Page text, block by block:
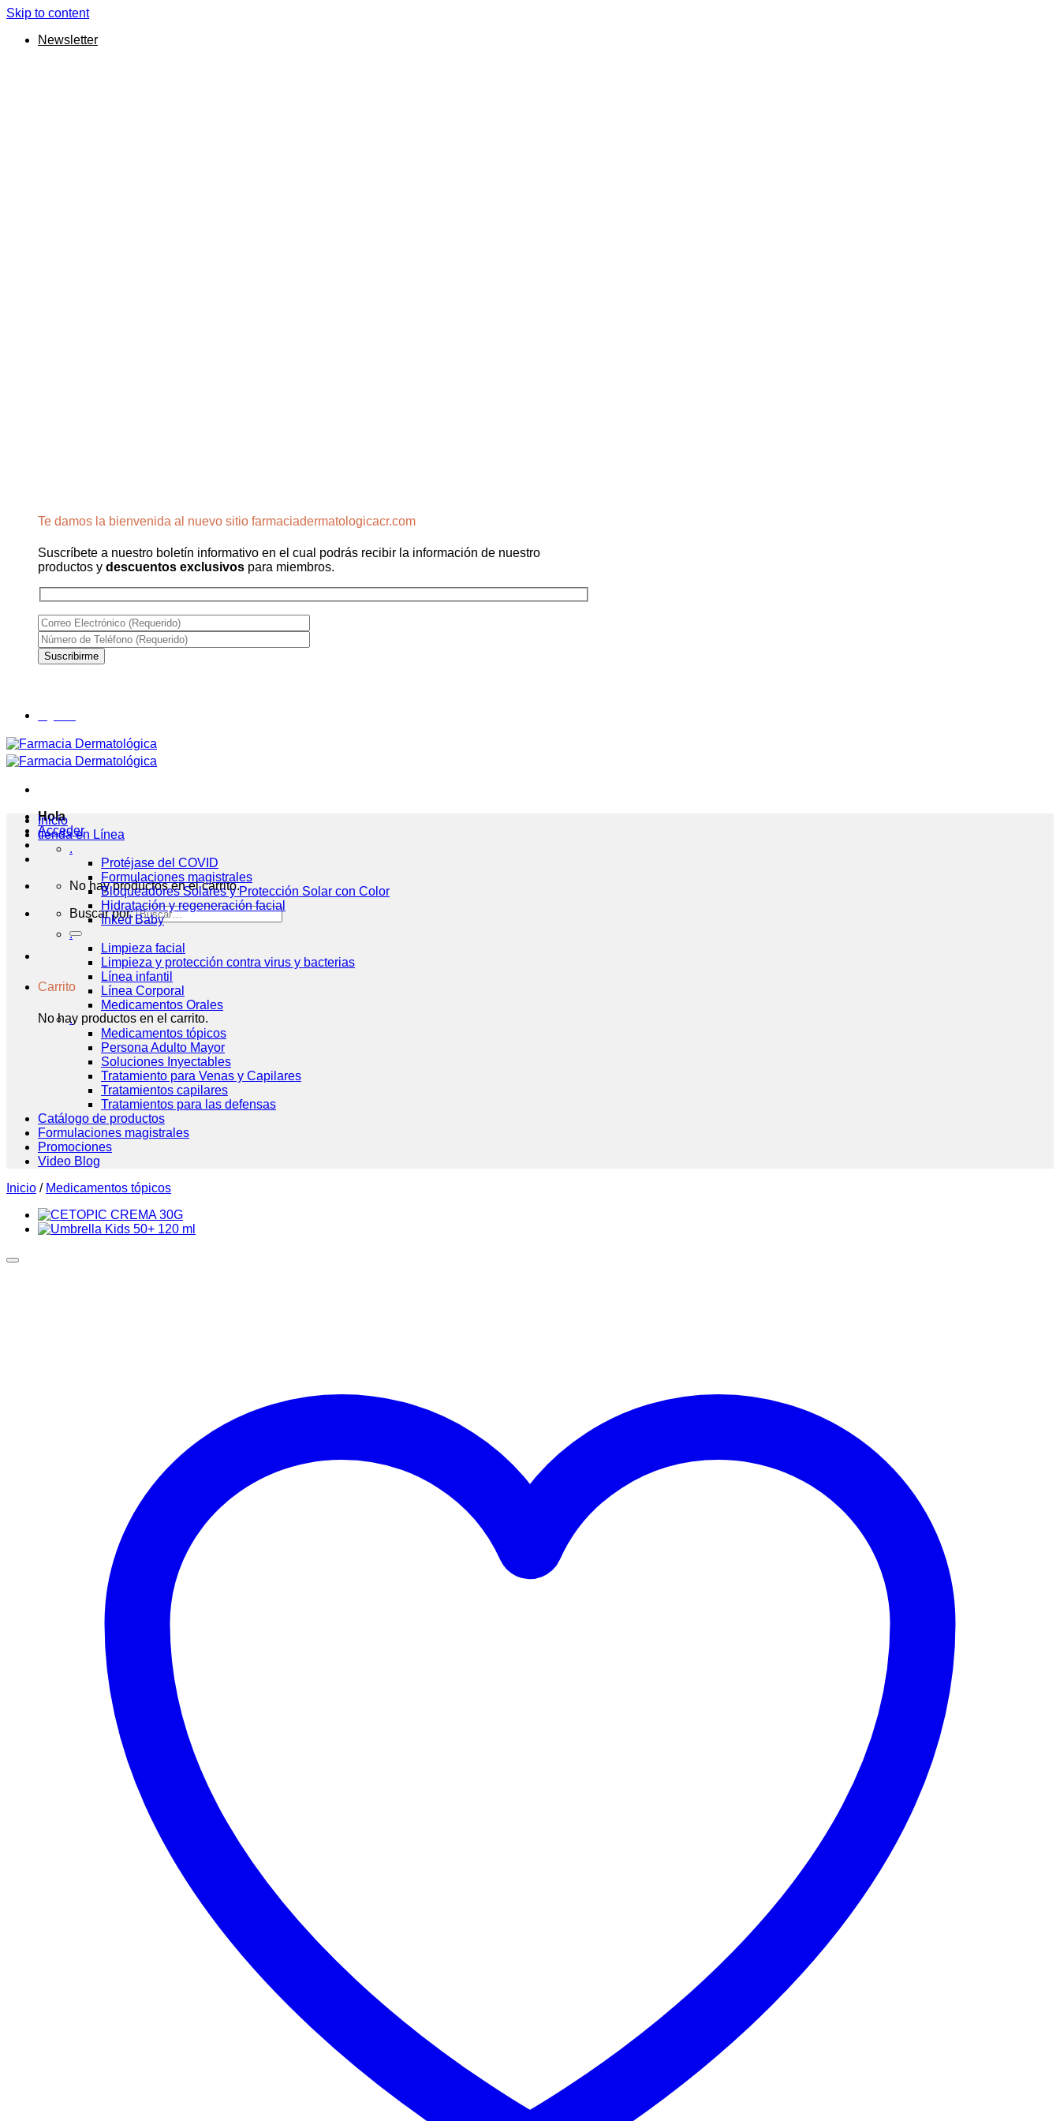
Skip to content
Newsletter
Te damos la bienvenida al nuevo sitio farmaciadermatologicacr.com
Suscríbete a nuestro boletín informativo en el cual podrás recibir la información de nuestro
productos y descuentos exclusivos para miembros.
Hola
Acceder
No hay productos en el carrito.
Buscar por:
Carrito
No hay productos en el carrito.
Inicio
tienda en Línea
.
Protéjase del COVID
Formulaciones magistrales
Bloqueadores Solares y Protección Solar con Color
Hidratación y regeneración facial
Inked Baby
.
Limpieza facial
Limpieza y protección contra virus y bacterias
Línea infantil
Línea Corporal
Medicamentos Orales
.
Medicamentos tópicos
Persona Adulto Mayor
Soluciones Inyectables
Tratamiento para Venas y Capilares
Tratamientos capilares
Tratamientos para las defensas
Catálogo de productos
Formulaciones magistrales
Promociones
Video Blog
Inicio / Medicamentos tópicos